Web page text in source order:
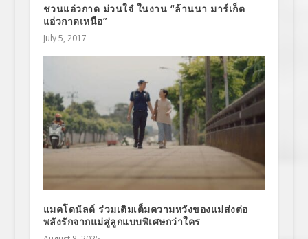
ชวนแอ่วกาด ม่วนใจ๋ ในงาน “ล้านนา มาร์เก็ต
แอ่วกาดเหนือ”
July 5, 2017
แมคโดนัลด์ ร่วมเติมเต็มความหวังของแม่ส่งต่อ
พลังรักจากแม่สู่ลูกแบบพิเศษกว่าใคร